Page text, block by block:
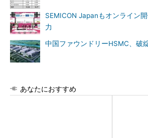
SEMICON Japanもオンライン
力
中国ファウンドリーHSMC、破
あなたにおすすめ